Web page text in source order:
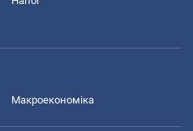
Макроекономіка